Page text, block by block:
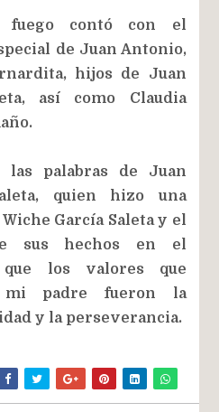
contó con el
de Juan Antonio,
hijos de Juan
así como Claudia
palabras de Juan
quien hizo una
García Saleta y el
sus hechos en el
que los valores que
mi padre fueron la
y la perseverancia.